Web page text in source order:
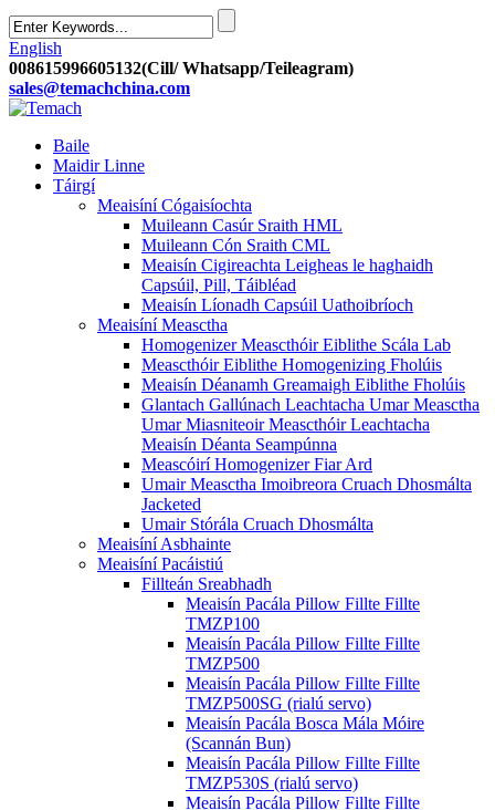
English
008615996605132(Cill/ Whatsapp/Teileagram)
sales@temachchina.com
Baile
Maidir Linne
Táirgí
Meaisíní Cógaisíochta
Muileann Casúr Sraith HML
Muileann Cón Sraith CML
Meaisín Cigireachta Leigheas le haghaidh
Capsúil, Pill, Táibléad
Meaisín Líonadh Capsúil Uathoibríoch
Meaisíní Measctha
Homogenizer Meascthóir Eiblithe Scála Lab
Meascthóir Eiblithe Homogenizing Fholúis
Meaisín Déanamh Greamaigh Eiblithe Fholúis
Glantach Gallúnach Leachtacha Umar Measctha
Umar Miasniteoir Meascthóir Leachtacha
Meaisín Déanta Seampúnna
Meascóirí Homogenizer Fiar Ard
Umair Measctha Imoibreora Cruach Dhosmálta
Jacketed
Umair Stórála Cruach Dhosmálta
Meaisíní Asbhainte
Meaisíní Pacáistiú
Fillteán Sreabhadh
Meaisín Pacála Pillow Fillte Fillte
TMZP100
Meaisín Pacála Pillow Fillte Fillte
TMZP500
Meaisín Pacála Pillow Fillte Fillte
TMZP500SG (rialú servo)
Meaisín Pacála Bosca Mála Móire
(Scannán Bun)
Meaisín Pacála Pillow Fillte Fillte
TMZP530S (rialú servo)
Meaisín Pacála Pillow Fillte Fillte